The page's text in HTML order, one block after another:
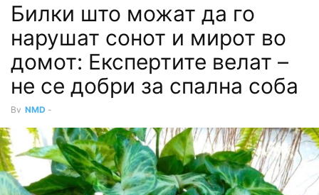
Билки што можат да го
нарушат сонот и мирот во
домот: Експертите велат –
не се добри за спална соба
By NMD -